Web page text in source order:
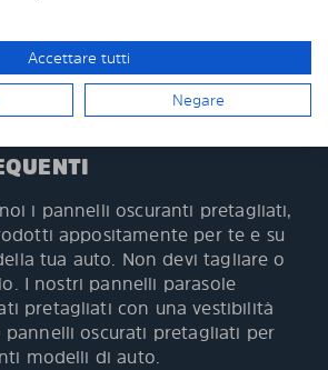
da solo e facile da smontare
i pannelli oscuranti pretagliati,
appositamente per te e su
tua auto. Non devi tagliare o
I nostri pannelli parasole
pretagliati con una vestibilità
oscurati pretagliati per
modelli di auto.
Accettare tutti
Negare